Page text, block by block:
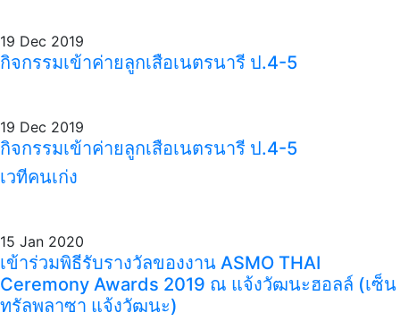
19 Dec 2019
กิจกรรมเข้าค่ายลูกเสือเนตรนารี ป.4-5
19 Dec 2019
กิจกรรมเข้าค่ายลูกเสือเนตรนารี ป.4-5
เวทีคนเก่ง
15 Jan 2020
เข้าร่วมพิธีรับรางวัลของงาน ASMO THAI
Ceremony Awards 2019 ณ แจ้งวัฒนะฮอลล์ (เซ็น
ทรัลพลาซา แจ้งวัฒนะ)